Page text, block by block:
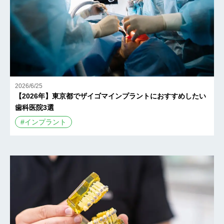
2026/6/25
【2026年】東京都でザイゴマインプラントにおすすめしたい
歯科医院3選
#インプラント